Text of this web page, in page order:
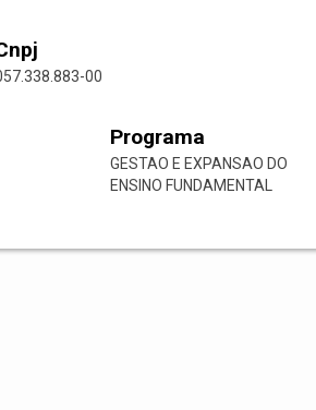
00
Programa
GESTAO E EXPANSAO DO
ENSINO FUNDAMENTAL